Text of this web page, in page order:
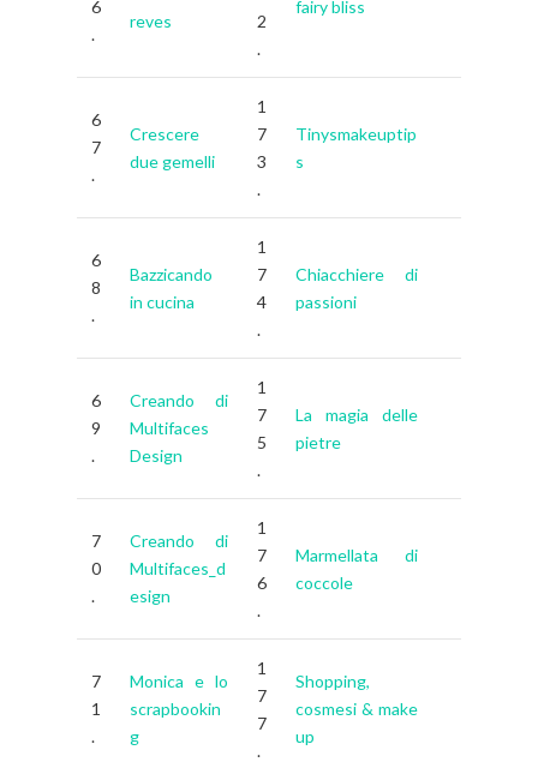
6
.
reves
2
.
fairy bliss
6
7
.
Crescere
due gemelli
1
7
3
.
Tinysmakeuptip
s
6
8
.
Bazzicando
in cucina
1
7
4
.
Chiacchiere di
passioni
6
9
.
Creando di
Multifaces
Design
1
7
5
.
La magia delle
pietre
7
0
.
Creando di
Multifaces_d
esign
1
7
6
.
Marmellata di
coccole
7
1
.
Monica e lo
scrapbookin
g
1
7
7
.
Shopping,
cosmesi & make
up